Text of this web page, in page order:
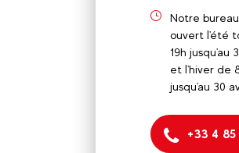
Notre
ouvert l'été
19h jusqu'au
et l'hiver de
jusqu'au 30
+33 4 85